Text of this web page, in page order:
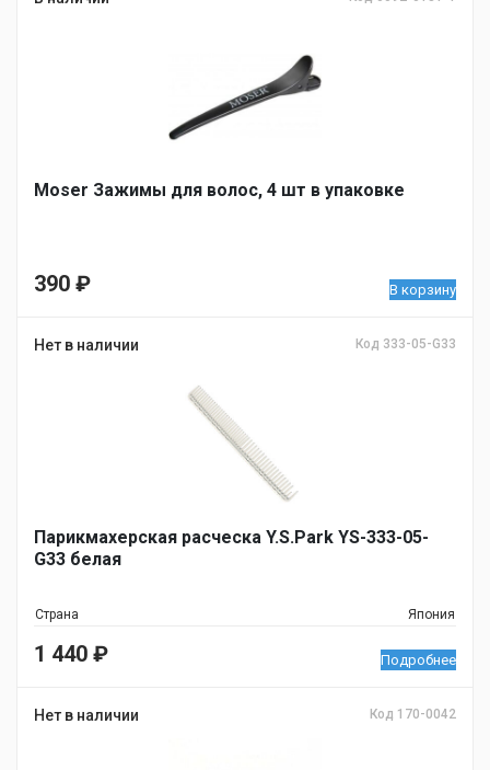
Moser Зажимы для волос, 4 шт в упаковке
390 ₽ В корзину
Нет в наличии Код 333-05-G33
Парикмахерская расческа Y.S.Park YS-333-05-
G33 белая
Страна Япония
1 440 ₽ Подробнее
Нет в наличии Код 170-0042